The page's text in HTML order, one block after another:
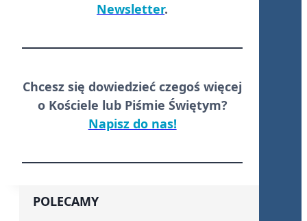
Newsletter.
Chcesz się dowiedzieć czegoś więcej
o Kościele lub Piśmie Świętym?
Napisz do nas!
POLECAMY